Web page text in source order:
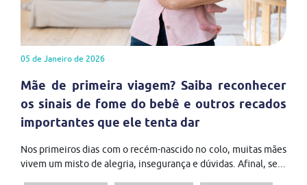
05 de Janeiro de 2026
Mãe de primeira viagem? Saiba reconhecer
os sinais de fome do bebê e outros recados
importantes que ele tenta dar
Nos primeiros dias com o recém-nascido no colo, muitas mães
vivem um misto de alegria, insegurança e dúvidas. Afinal, se...